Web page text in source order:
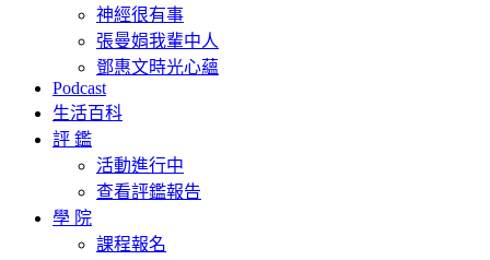
神經很有事
張曼娟我輩中人
鄧惠文時光心蘊
Podcast
生活百科
評 鑑
活動進行中
查看評鑑報告
學 院
課程報名